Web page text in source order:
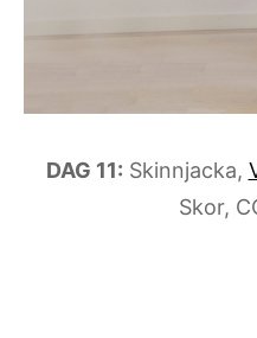
DAG 11: Skinnjacka,
Skor,